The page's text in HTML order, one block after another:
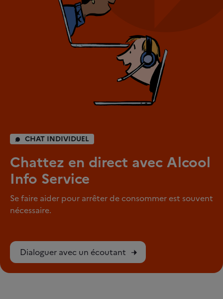
CHAT INDIVIDUEL
Chattez en direct avec Alcool
Info Service
Se faire aider pour arrêter de consommer est souvent
nécessaire.
Dialoguer avec un écoutant